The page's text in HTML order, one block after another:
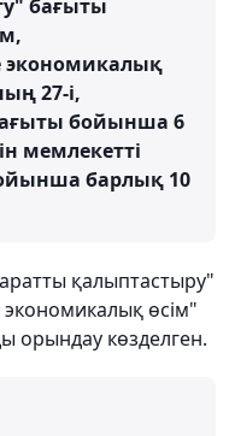
бағыты
экономикалық
27-і,
бойынша 6
мемлекетті
барлық 10
қалыптастыру"
өсім"
орындау көзделген.